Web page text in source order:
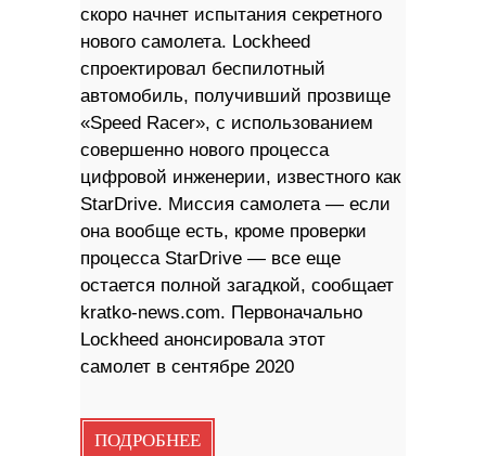
скоро начнет испытания секретного
нового самолета. Lockheed
спроектировал беспилотный
автомобиль, получивший прозвище
«Speed ​​Racer», с использованием
совершенно нового процесса
цифровой инженерии, известного как
StarDrive. Миссия самолета — если
она вообще есть, кроме проверки
процесса StarDrive — все еще
остается полной загадкой, сообщает
kratko-news.com. Первоначально
Lockheed анонсировала этот
самолет в сентябре 2020
ПОДРОБНЕЕ